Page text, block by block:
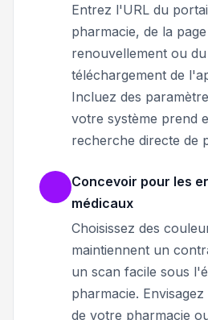
Entrez l'URL du
pharmacie, de la
renouvellement ou
téléchargement de
Incluez des
votre système prend
recherche directe de
Concevoir pour les
médicaux
Choisissez des
maintiennent un
un scan facile sous
pharmacie.
de votre pharmacie